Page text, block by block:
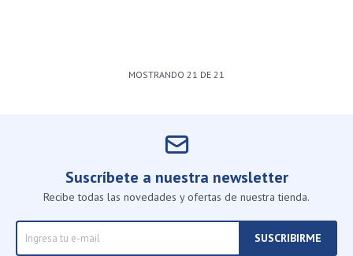
MOSTRANDO 21 DE 21
Suscríbete a nuestra newsletter
Recibe todas las novedades y ofertas de nuestra tienda.
SUSCRIBIRME